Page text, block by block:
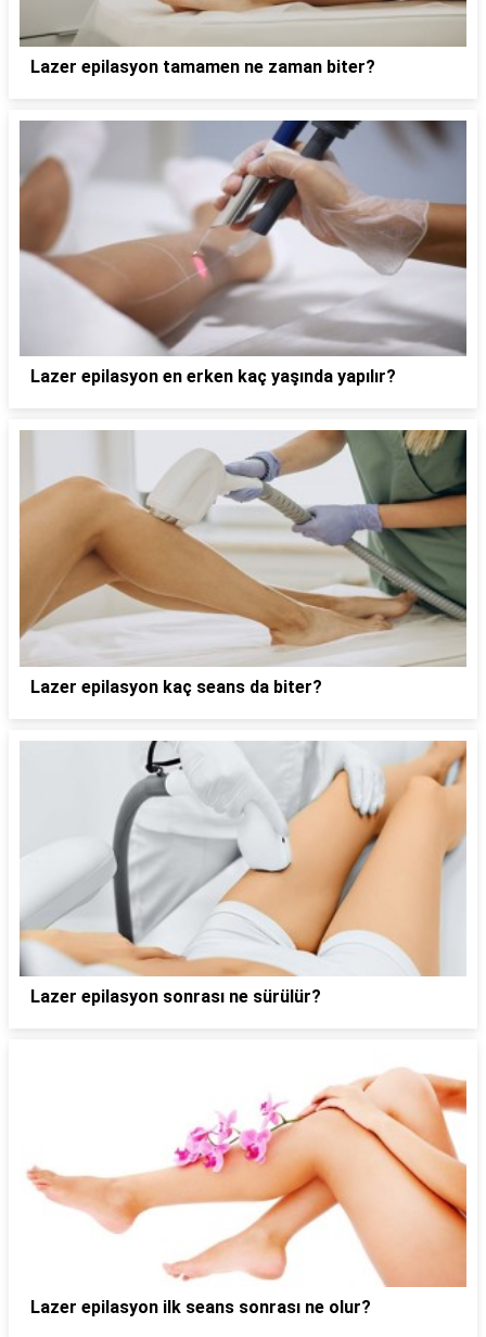
Lazer epilasyon tamamen ne zaman biter?
Lazer epilasyon en erken kaç yaşında yapılır?
Lazer epilasyon kaç seans da biter?
Lazer epilasyon sonrası ne sürülür?
Lazer epilasyon ilk seans sonrası ne olur?